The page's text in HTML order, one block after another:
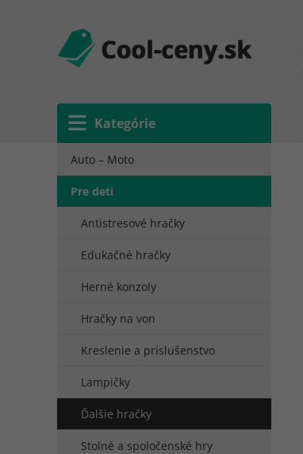
Kategórie
Auto – Moto
Pre deti
Antistresové hračky
Edukačné hračky
Herné konzoly
Hračky na von
Kreslenie a príslušenstvo
Lampičky
Ďalšie hračky
Stolné a spoločenské hry